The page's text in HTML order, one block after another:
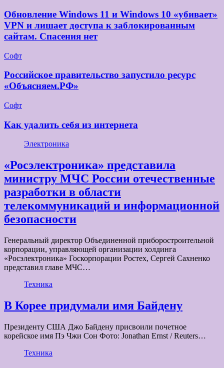
Обновление Windows 11 и Windows 10 «убивает»
VPN и лишает доступа к заблокированным
сайтам. Спасения нет
Софт
Российское правительство запустило ресурс
«Объясняем.РФ»
Софт
Как удалить себя из интернета
Электроника
«Росэлектроника» представила
министру МЧС России отечественные
разработки в области
телекоммуникаций и информационной
безопасности
Генеральный директор Объединенной приборостроительной
корпорации, управляющей организации холдинга
«Росэлектроника» Госкорпорации Ростех, Сергей Сахненко
представил главе МЧС…
Техника
В Корее придумали имя Байдену
Президенту США Джо Байдену присвоили почетное
корейское имя Пэ Чжи Сон Фото: Jonathan Ernst / Reuters…
Техника